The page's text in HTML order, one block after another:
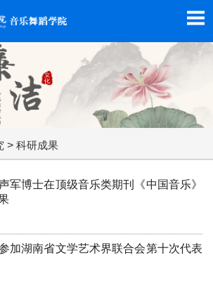
> 科研成果
军博士在顶级音乐类期刊《中国音乐》
加湖南省文学艺术界联合会第十次代表